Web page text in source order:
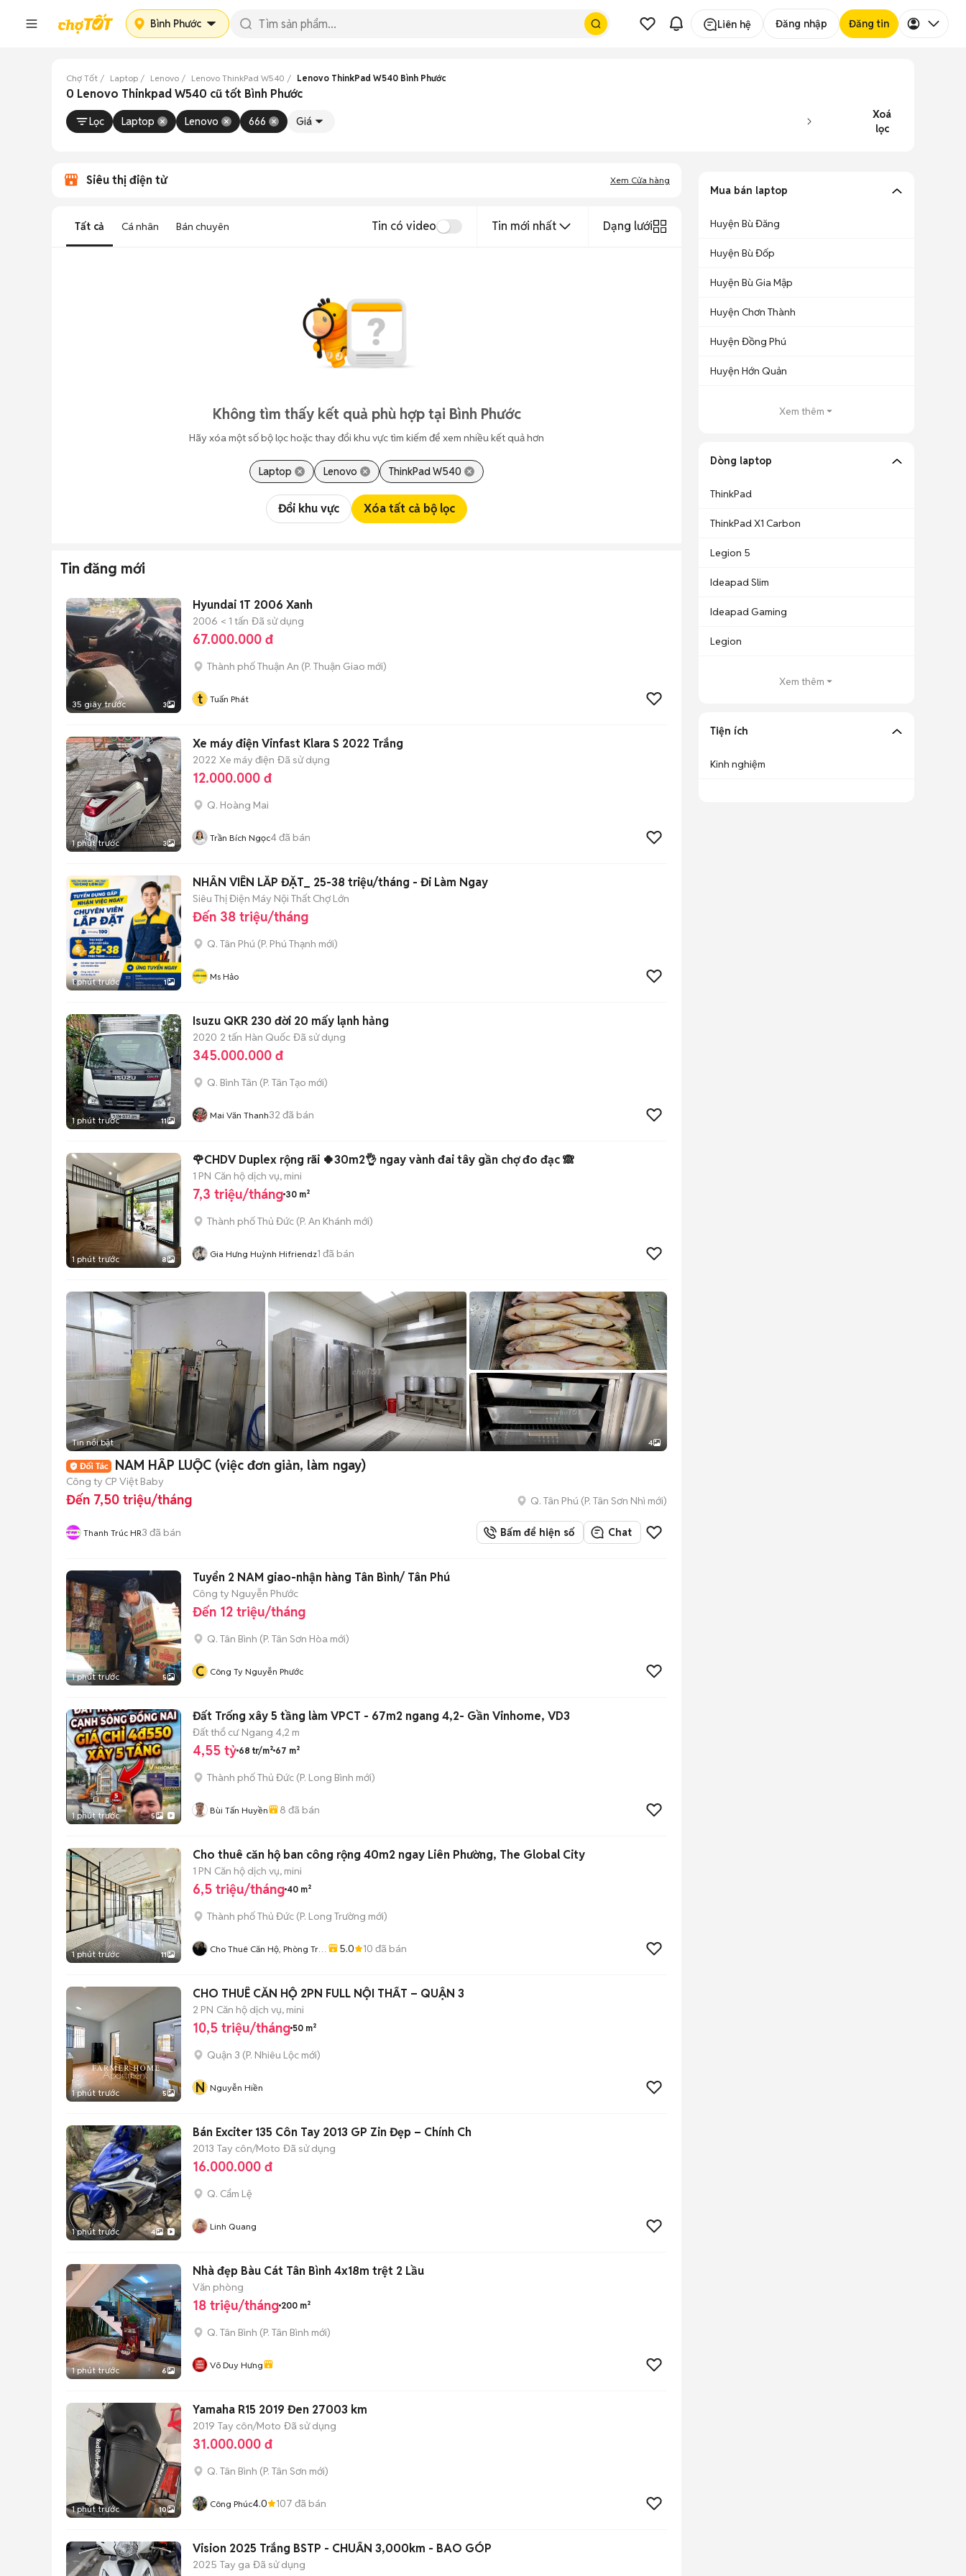
Bình Phước Liên hệ Đăng nhập Đăng tin
Chợ Tốt Laptop Lenovo Lenovo ThinkPad W540 Lenovo ThinkPad W540 Bình Phước
0 Lenovo Thinkpad W540 cũ tốt Bình Phước
Lọc Laptop Lenovo 666 Giá
Xoá
lọc
Siêu thị điện tử Xem Cửa hàng
Tất cả Cá nhân Bán chuyên Tin có video Tin mới nhất Dạng lưới
Không tìm thấy kết quả phù hợp tại Bình Phước
Hãy xóa một số bộ lọc hoặc thay đổi khu vực tìm kiếm để xem nhiều kết quả hơn
Laptop Lenovo ThinkPad W540
Đổi khu vực Xóa tất cả bộ lọc
Tin đăng mới
35 giây trước 3
Hyundai 1T 2006 Xanh
2006 < 1 tấn Đã sử dụng
67.000.000 đ
Thành phố Thuận An (P. Thuận Giao mới)
t Tuấn Phát
1 phút trước 3
Xe máy điện Vinfast Klara S 2022 Trắng
2022 Xe máy điện Đã sử dụng
12.000.000 đ
Q. Hoàng Mai
Trần Bích Ngọc4đã bán
1 phút trước 1
NHÂN VIÊN LẮP ĐẶT_ 25-38 triệu/tháng - Đi Làm Ngay
Siêu Thị Điện Máy Nội Thất Chợ Lớn
Đến 38 triệu/tháng
Q. Tân Phú (P. Phú Thạnh mới)
Ms Hảo
1 phút trước 11
Isuzu QKR 230 đời 20 mấy lạnh hảng
2020 2 tấn Hàn Quốc Đã sử dụng
345.000.000 đ
Q. Bình Tân (P. Tân Tạo mới)
Mai Văn Thanh32 đã bán
1 phút trước 8
🌹CHDV Duplex rộng rãi 🍀30m2👌 ngay vành đai tây gần chợ đo đạc 🙈
1 PN Căn hộ dịch vụ, mini
7,3 triệu/tháng 30 m²
Thành phố Thủ Đức (P. An Khánh mới)
Gia Hưng Huỳnh Hifriendz1 đã bán
Tin nổi bật 4
NAM HẤP LUỘC (việc đơn giản, làm ngay)
Công ty CP Việt Baby
Đến 7,50 triệu/tháng Q. Tân Phú (P. Tân Sơn Nhì mới)
Thanh Trúc HR3 đã bán Bấm để hiện số Chat
1 phút trước 5
Tuyển 2 NAM giao-nhận hàng Tân Bình/ Tân Phú
Công ty Nguyễn Phước
Đến 12 triệu/tháng
Q. Tân Bình (P. Tân Sơn Hòa mới)
C Công Ty Nguyễn Phước
1 phút trước 5
Đất Trống xây 5 tầng làm VPCT - 67m2 ngang 4,2- Gần Vinhome, VD3
Đất thổ cư Ngang 4,2 m
4,55 tỷ 68 tr/m² 67 m²
Thành phố Thủ Đức (P. Long Bình mới)
Bùi Tấn Huyền 8 đã bán
1 phút trước 11
Cho thuê căn hộ ban công rộng 40m2 ngay Liên Phường, The Global City
1 PN Căn hộ dịch vụ, mini
6,5 triệu/tháng 40 m²
Thành phố Thủ Đức (P. Long Trường mới)
Cho Thuê Căn Hộ, Phòng Trọ
5.0 10 đã bán
1 phút trước 5
CHO THUÊ CĂN HỘ 2PN FULL NỘI THẤT – QUẬN 3
2 PN Căn hộ dịch vụ, mini
10,5 triệu/tháng 50 m²
Quận 3 (P. Nhiêu Lộc mới)
N Nguyễn Hiền
1 phút trước 4
Bán Exciter 135 Côn Tay 2013 GP Zin Đẹp – Chính Ch
2013 Tay côn/Moto Đã sử dụng
16.000.000 đ
Q. Cẩm Lệ
Linh Quang
1 phút trước 6
Nhà đẹp Bàu Cát Tân Bình 4x18m trệt 2 Lầu
Văn phòng
18 triệu/tháng 200 m²
Q. Tân Bình (P. Tân Bình mới)
Võ Duy Hưng
1 phút trước 10
Yamaha R15 2019 Đen 27003 km
2019 Tay côn/Moto Đã sử dụng
31.000.000 đ
Q. Tân Bình (P. Tân Sơn mới)
Công Phúc4.0 107 đã bán
Vision 2025 Trắng BSTP - CHUẨN 3,000km - BAO GÓP
2025 Tay ga Đã sử dụng
Mua bán laptop
Huyện Bù Đăng
Huyện Bù Đốp
Huyện Bù Gia Mập
Huyện Chơn Thành
Huyện Đồng Phú
Huyện Hớn Quản
Xem thêm
Dòng laptop
ThinkPad
ThinkPad X1 Carbon
Legion 5
Ideapad Slim
Ideapad Gaming
Legion
Xem thêm
Tiện ích
Kinh nghiệm